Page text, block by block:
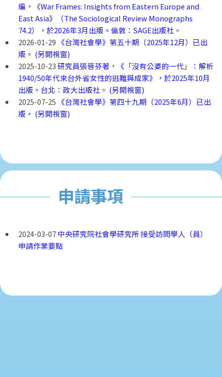
編，《War Frames: Insights from Eastern Europe and
East Asia》（The Sociological Review Monographs
74.2），於2026年3月出版。倫敦：SAGE出版社。
2026-01-29 《台灣社會學》第五十期（2025年12月）已出
版。 (另開視窗)
2025-10-23研究員張晉芬著，《「沒有公婆的一代」：解析
1940/50年代來台外省女性的逃難與成家》，於2025年10月
出版。台北：政大出版社。 (另開視窗)
2025-07-25 《台灣社會學》第四十九期（2025年6月）已出
版。 (另開視窗)
申請事項
2024-03-07中央研究院社會學研究所 接受訪問學人（員）
申請作業要點